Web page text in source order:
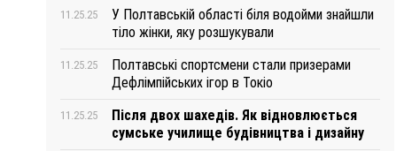
11.25.25
У Полтавській області біля водойми знайшли
тіло жінки, яку розшукували
11.25.25
Полтавські спортсмени стали призерами
Дефлімпійських ігор в Токіо
11.25.25
Після двох шахедів. Як відновлюється
сумське училище будівництва і дизайну